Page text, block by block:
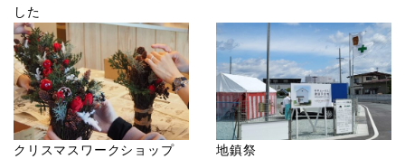
した
クリスマスワークショップ 地鎮祭